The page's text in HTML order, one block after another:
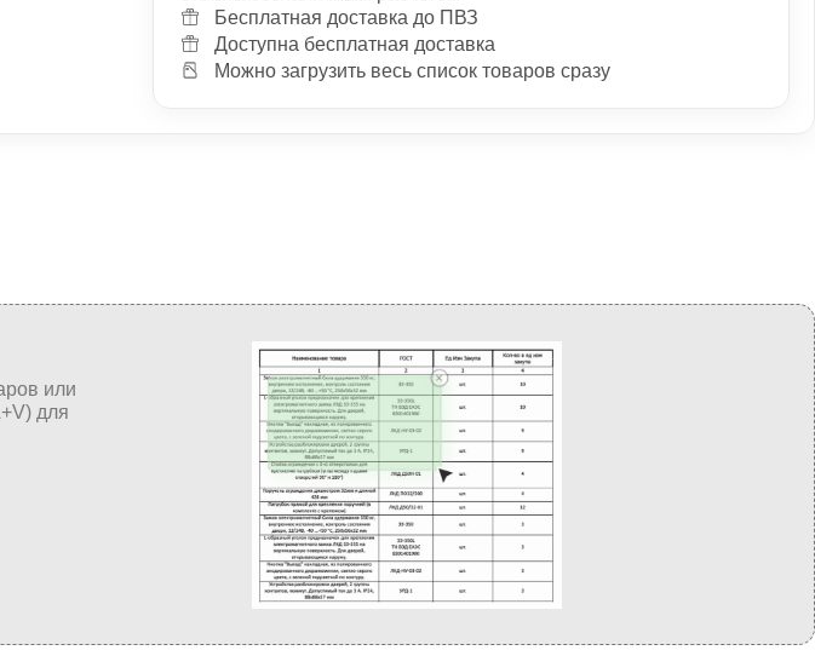
Бесплатная доставка до ПВЗ
Доступна бесплатная доставка
Можно загрузить весь список товаров сразу